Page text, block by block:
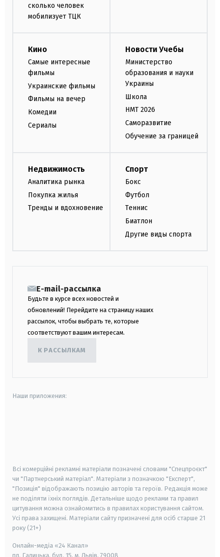
сколько человек
мобилизует ТЦК
Кино
Самые интересные
фильмы
Украинские фильмы
Фильмы на вечер
Комедии
Сериалы
Новости Учебы
Министерство
образования и науки
Украины
Школа
НМТ 2026
Саморазвитие
Обучение за границей
Недвижимость
Аналитика рынка
Покупка жилья
Тренды и вдохновение
Спорт
Бокс
Футбол
Теннис
Биатлон
Другие виды спорта
E-mail-рассылка
Будьте в курсе всех новостей и
обновлений! Перейдите на страницу наших
рассылок, чтобы выбрать те, которые
соответствуют вашим интересам.
К РАССЫЛКАМ
Наши приложения:
Всі комерційні рекламні матеріали позначені словами "Спецпроєкт"
чи "Партнерський матеріал". Матеріали з позначкою "Експерт",
"Позиція" відображають позицію авторів та героїв. Редакція може
не поділяти їхніх поглядів. Детальніше щодо реклами та правил
цитування можна ознайомитись в правилах користування сайтом.
Усі права захищені. Матеріали сайту призначені для осіб старше 21
року (21+)
Онлайн-медіа «24 Канал»
пл. Галицька, буд. 15, м. Львів, 79008